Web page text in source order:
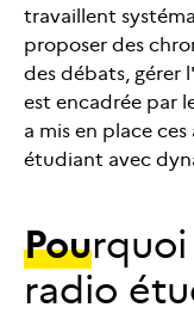
travaillent
proposer des
des débats, gérer
est encadrée par
a mis en place
étudiant avec
Pou
radio